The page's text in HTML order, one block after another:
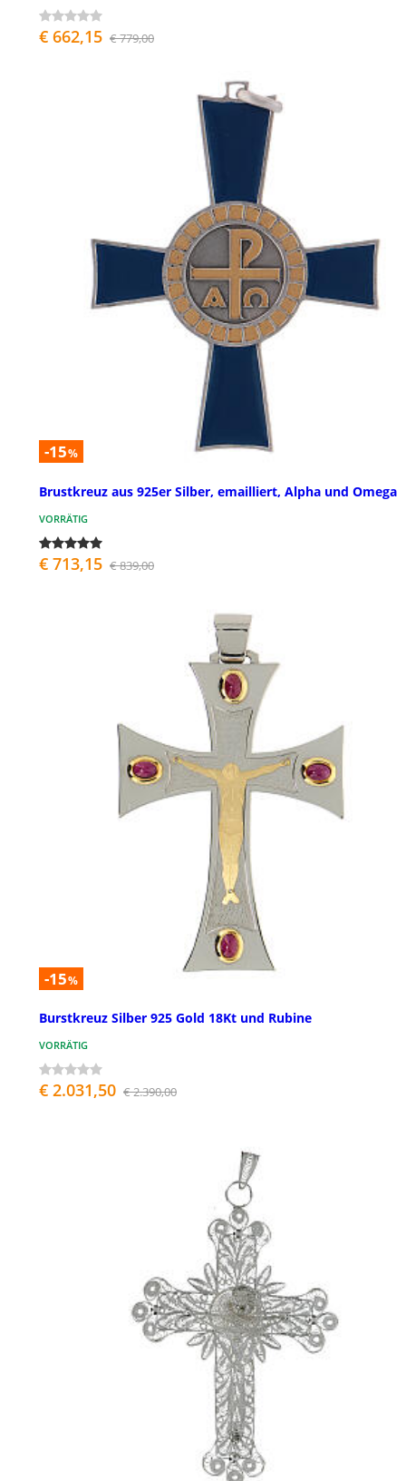
€ 662,15 € 779,00
-15%
Brustkreuz aus 925er Silber, emailliert, Alpha und Omega
VORRÄTIG
€ 713,15 € 839,00
-15%
Burstkreuz Silber 925 Gold 18Kt und Rubine
VORRÄTIG
€ 2.031,50 € 2.390,00